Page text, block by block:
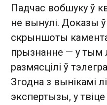
Падчас вобшуку ў
не вынулі. Доказы
скрыншоты
прызнанне — у тым
размясцілі ў
Згодна з вынікамі
экспертызы, у